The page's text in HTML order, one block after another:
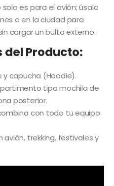
es para el avión; úsalo
o en la ciudad para
cargar un bulto externo.
del Producto:
y capucha (Hoodie).
tipo mochila de
posterior.
con todo tu equipo
avión, trekking, festivales y